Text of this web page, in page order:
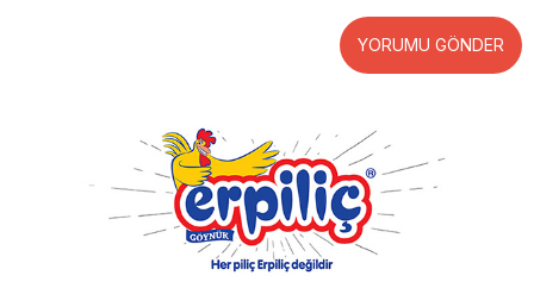
YORUMU GÖNDER